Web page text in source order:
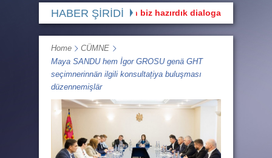
HABER ŞİRİDİ
“Buluşmaya gidärkän biz hazırdık dialoga, ama diil
Home
CÜMNE
Maya SANDU hem İgor GROSU genä GHT
seçimnerinnän ilgili konsultațiya buluşması
düzennemişlär